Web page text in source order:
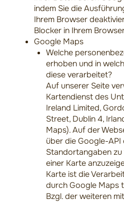
indem Sie die
Ihrem Browser
Blocker in Ihrem
Google Maps
Welche
erhoben und in
diese verarbeitet?
Auf unserer Seite
Kartendienst des
Ireland Limited,
Street, Dublin 4,
Maps). Auf der
über die Google-API
Standortangaben zu
einer Karte
Karte ist die
durch Google Maps
Bzgl. der weiteren